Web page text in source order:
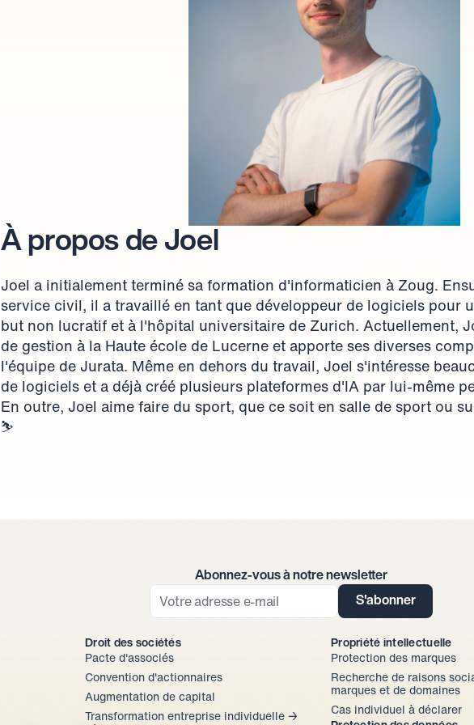
À propos de Joel
Joel a initialement terminé sa formation d'informaticien à Zoug.
service civil, il a travaillé en tant que développeur de logiciels pour
but non lucratif et à l'hôpital universitaire de Zurich. Actuellement,
de gestion à la Haute école de Lucerne et apporte ses diverses
l'équipe de Jurata. Même en dehors du travail, Joel s'intéresse
de logiciels et a déjà créé plusieurs plateformes d'IA par lui-même
En outre, Joel aime faire du sport, que ce soit en salle de sport ou
⛷️
Abonnez-vous à notre newsletter
S'abonner
Droit des sociétés
Pacte d'associés
Convention d'actionnaires
Augmentation de capital
Transformation entreprise individuelle →
Propriété intellectuelle
Protection des marques
Recherche de raisons
marques et de domaines
Cas individuel à déclarer